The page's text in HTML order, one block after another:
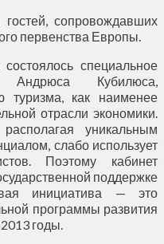
сопровождавших
первенства Европы.
специальное
Андрюса Кубилюса,
туризма, как наименее
отрасли экономики.
уникальным
слабо использует
Поэтому кабинет
поддержке
инициатива — это
программы развития
годы.